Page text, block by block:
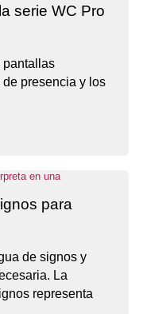
serie WC Pro
pantallas
presencia y los
para
de signos y
La
representa